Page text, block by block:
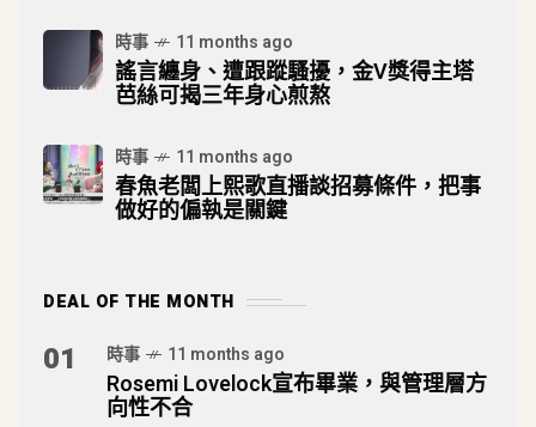
時事 11 months ago
謠言纏身、遭跟蹤騷擾，金V獎得主塔
芭絲可揭三年身心煎熬
時事 11 months ago
春魚老闆上熙歌直播談招募條件，把事
做好的偏執是關鍵
DEAL OF THE MONTH
01 時事 11 months ago
Rosemi Lovelock宣布畢業，與管理層方
向性不合